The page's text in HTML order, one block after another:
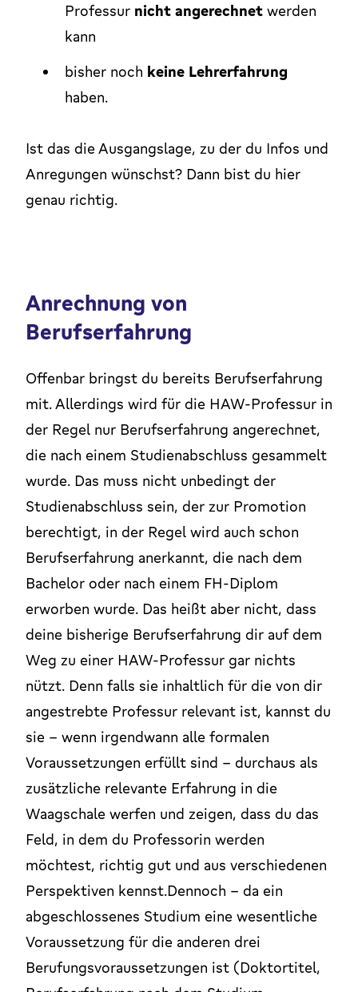
Professur nicht angerechnetwerden
kann
bisher noch keine Lehrerfahrung
haben.
Ist das die Ausgangslage, zu der du Infos und
Anregungen wünschst? Dann bist du hier
genau richtig.
Anrechnung von
Berufserfahrung
Offenbar bringst du bereits Berufserfahrung
mit. Allerdings wird für die HAW-Professur in
der Regel nur Berufserfahrung angerechnet,
die nach einem Studienabschluss gesammelt
wurde. Das muss nicht unbedingt der
Studienabschluss sein, der zur Promotion
berechtigt, in der Regel wird auch schon
Berufserfahrung anerkannt, die nach dem
Bachelor oder nach einem FH-Diplom
erworben wurde. Das heißt aber nicht, dass
deine bisherige Berufserfahrung dir auf dem
Weg zu einer HAW-Professur gar nichts
nützt. Denn falls sie inhaltlich für die von dir
angestrebte Professur relevant ist, kannst du
sie - wenn irgendwann alle formalen
Voraussetzungen erfüllt sind – durchaus als
zusätzliche relevante Erfahrung in die
Waagschale werfen und zeigen, dass du das
Feld, in dem du Professorin werden
möchtest, richtig gut und aus verschiedenen
Perspektiven kennst.Dennoch - da ein
abgeschlossenes Studium eine wesentliche
Voraussetzung für die anderen drei
Berufungsvoraussetzungen ist (Doktortitel,